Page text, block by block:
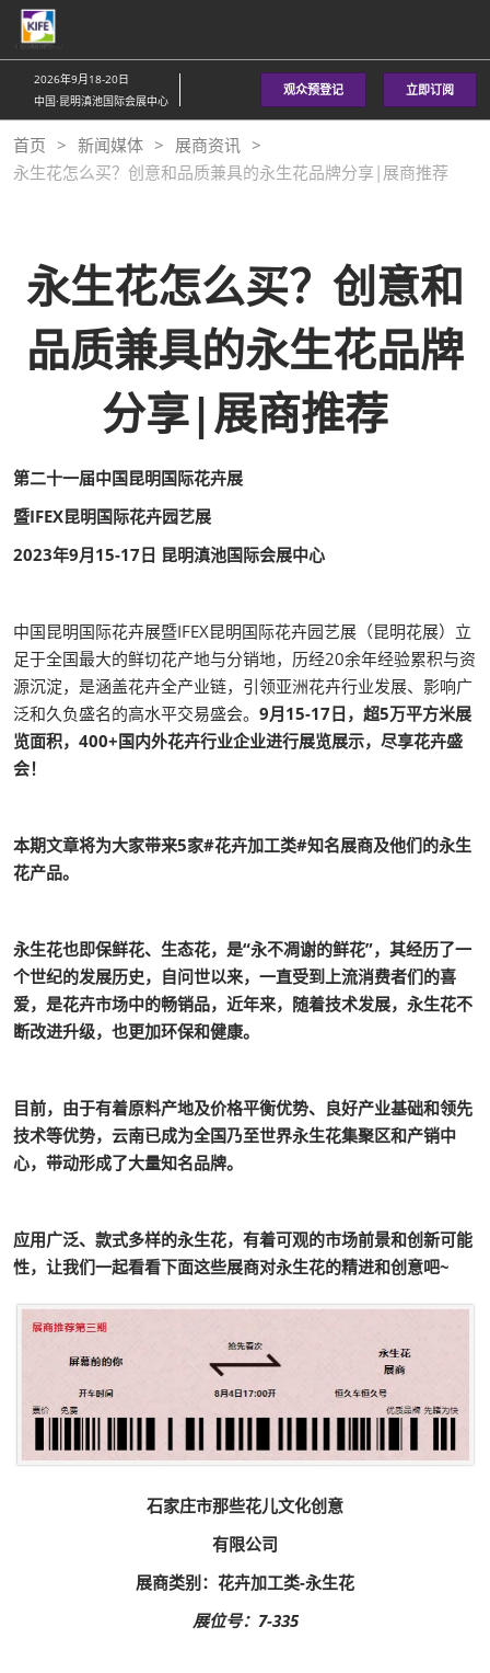
直
接
跳
至
内
容
2026年9月18-20日
中国·昆明滇池国际会展中心
观众预登记 立即订阅
首页 新闻媒体
展商资讯
永生花怎么买？创意和品质兼具的永生花品牌分享|展商推荐
永生花怎么买？创意和
品质兼具的永生花品牌
分享|展商推荐
第二十一届中国昆明国际花卉展
暨IFEX昆明国际花卉园艺展
2023年9月15-17日 昆明滇池国际会展中心
中国昆明国际花卉展暨IFEX昆明国际花卉园艺展（昆明花展）立
足于全国最大的鲜切花产地与分销地，历经20余年经验累积与资
源沉淀，是涵盖花卉全产业链，引领亚洲花卉行业发展、影响广
泛和久负盛名的高水平交易盛会。 9月15-17日，超5万平方米展
览面积，400+国内外花卉行业企业进行展览展示，尽享花卉盛
会！
本期文章将为大家带来5家#花卉加工类#知名展商及他们的永生
花产品。
永生花也即保鲜花、生态花，是“永不凋谢的鲜花”，其经历了一
个世纪的发展历史，自问世以来，一直受到上流消费者们的喜
爱，是花卉市场中的畅销品，近年来，随着技术发展，永生花不
断改进升级，也更加环保和健康。
目前，由于有着原料产地及价格平衡优势、良好产业基础和领先
技术等优势，云南已成为全国乃至世界永生花集聚区和产销中
心，带动形成了大量知名品牌。
应用广泛、款式多样的永生花，有着可观的市场前景和创新可能
性，让我们一起看看下面这些展商对永生花的精进和创意吧~
石家庄市那些花儿文化创意
有限公司
展商类别：花卉加工类-永生花
展位号：7-335